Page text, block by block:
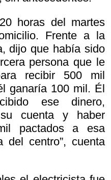
horas del martes
Frente a la
dijo que había sido
persona que le
recibir 500 mil
ganaría 100 mil. Él
ese dinero,
cuenta y haber
pactados a esa
del centro”, cuenta